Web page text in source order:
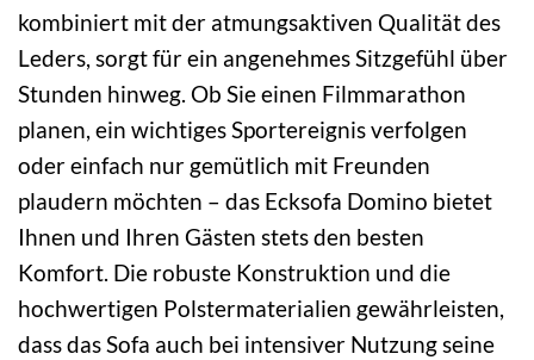
kombiniert mit der atmungsaktiven Qualität des
Leders, sorgt für ein angenehmes Sitzgefühl über
Stunden hinweg. Ob Sie einen Filmmarathon
planen, ein wichtiges Sportereignis verfolgen
oder einfach nur gemütlich mit Freunden
plaudern möchten – das Ecksofa Domino bietet
Ihnen und Ihren Gästen stets den besten
Komfort. Die robuste Konstruktion und die
hochwertigen Polstermaterialien gewährleisten,
dass das Sofa auch bei intensiver Nutzung seine